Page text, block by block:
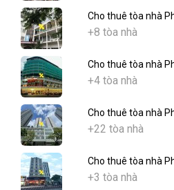
Cho thuê tòa nhà
+8 tòa nhà
Cho thuê tòa nhà
+4 tòa nhà
Cho thuê tòa nhà
+22 tòa nhà
Cho thuê tòa nhà
+3 tòa nhà